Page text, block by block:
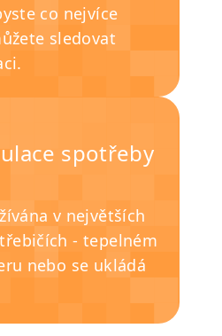
co nejvíce
sledovat
spotřeby
v největších
- tepelném
nebo se ukládá